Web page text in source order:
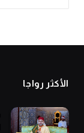
الأكثر رواجا